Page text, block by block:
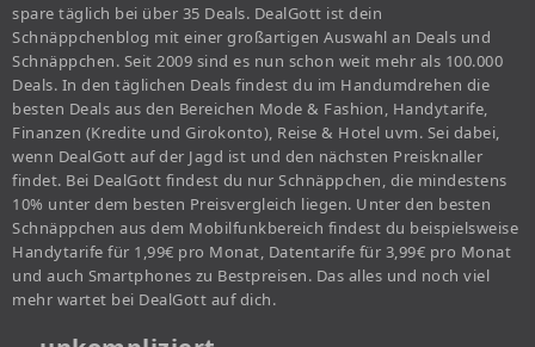
spare täglich bei über 35 Deals. DealGott ist dein
Schnäppchenblog mit einer großartigen Auswahl an Deals und
Schnäppchen. Seit 2009 sind es nun schon weit mehr als 100.000
Deals. In den täglichen Deals findest du im Handumdrehen die
besten Deals aus den Bereichen Mode & Fashion, Handytarife,
Finanzen (Kredite und Girokonto), Reise & Hotel uvm. Sei dabei,
wenn DealGott auf der Jagd ist und den nächsten Preisknaller
findet. Bei DealGott findest du nur Schnäppchen, die mindestens
10% unter dem besten Preisvergleich liegen. Unter den besten
Schnäppchen aus dem Mobilfunkbereich findest du beispielsweise
Handytarife für 1,99€ pro Monat, Datentarife für 3,99€ pro Monat
und auch Smartphones zu Bestpreisen. Das alles und noch viel
mehr wartet bei DealGott auf dich.